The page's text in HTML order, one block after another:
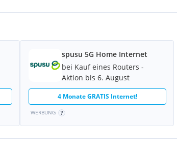
spusu 5G Home Internet
bei Kauf eines Routers -
Aktion bis 6. August
4 Monate GRATIS Internet!
WERBUNG